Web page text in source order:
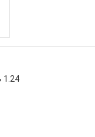
1.24 م * 45.72 م